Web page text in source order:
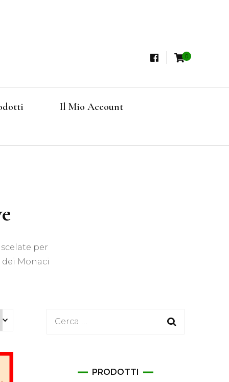
Tisane Terapeutiche Esclusive, Tè Pregiati
0
Il Mio Account
per
dei Monaci
Ricerca
PRODOTTI